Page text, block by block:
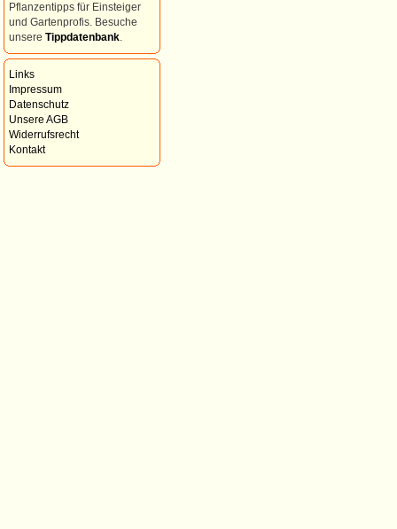
Pflanzentipps für Einsteiger
und Gartenprofis. Besuche
unsere Tippdatenbank
Links
Impressum
Datenschutz
Unsere AGB
Widerrufsrecht
Kontakt